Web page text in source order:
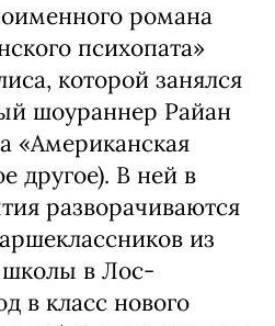
романа
психопата»
которой занялся
шоураннер Райан
«Американская
другое). В ней в
разворачиваются
из
школы в Лос-
в класс нового